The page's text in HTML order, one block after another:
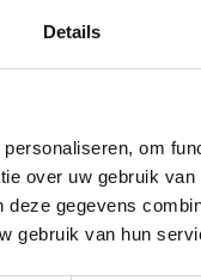
Details
om
over uw gebruik
gegevens
gebruik van hun
Nachtkastje Air
Massief acacia
€129,95